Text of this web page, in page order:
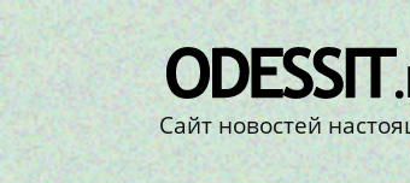
Сайт новостей